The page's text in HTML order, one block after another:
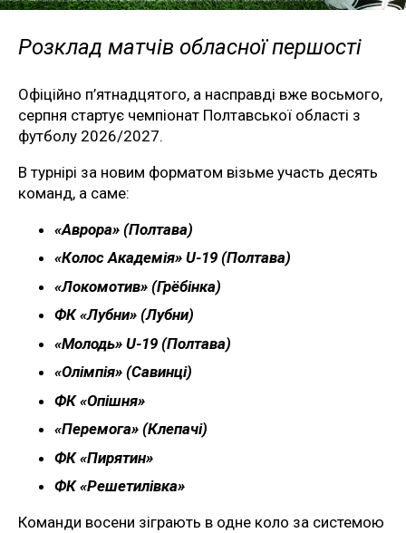
Розклад матчів обласної першості
Офіційно п’ятнадцятого, а насправді вже восьмого,
серпня стартує чемпіонат Полтавської області з
футболу 2026/2027.
В турнірі за новим форматом візьме участь десять
команд, а саме:
«Аврора» (Полтава)
«Колос Академія» U-19 (Полтава)
«Локомотив» (Грёбінка)
ФК «Лубни» (Лубни)
«Молодь» U-19 (Полтава)
«Олімпія» (Савинці)
ФК «Опішня»
«Перемога» (Клепачі)
ФК «Пирятин»
ФК «Решетилівка»
Команди восени зіграють в одне коло за системою